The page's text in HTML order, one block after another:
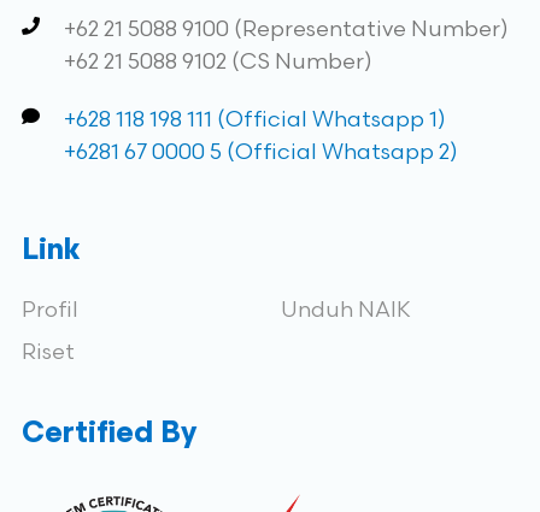
+62 21 5088 9100 (Representative Number)
+62 21 5088 9102 (CS Number)
+628 118 198 111 (Official Whatsapp 1)
+6281 67 0000 5 (Official Whatsapp 2)
Link
Profil
Riset
Unduh NAIK
Certified By